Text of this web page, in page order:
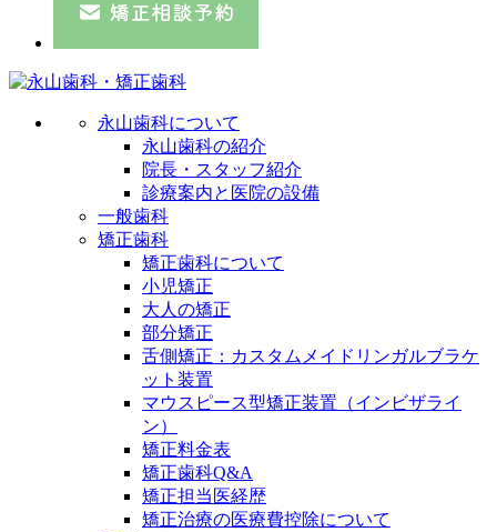
永山歯科について
永山歯科の紹介
院長・スタッフ紹介
診療案内と医院の設備
一般歯科
矯正歯科
矯正歯科について
小児矯正
大人の矯正
部分矯正
舌側矯正：カスタムメイドリンガルブラケ
ット装置
マウスピース型矯正装置（インビザライ
ン）
矯正料金表
矯正歯科Q&A
矯正担当医経歴
矯正治療の医療費控除について